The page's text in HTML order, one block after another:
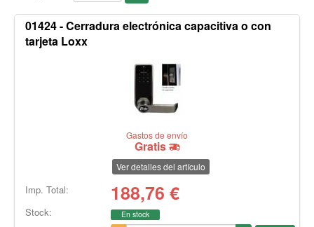
01424 - Cerradura electrónica capacitiva o con
tarjeta Loxx
Gastos de envío
Gratis
Ver detalles del artículo
Imp. Total: 188,76 €
Stock: En stock